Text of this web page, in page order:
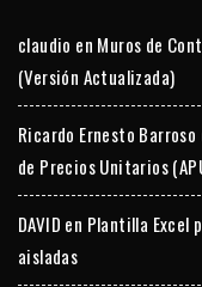
claudio en Muros de
(Versión Actualizada)
Ricardo Ernesto Barroso
de Precios Unitarios
DAVID en Plantilla Excel
aisladas